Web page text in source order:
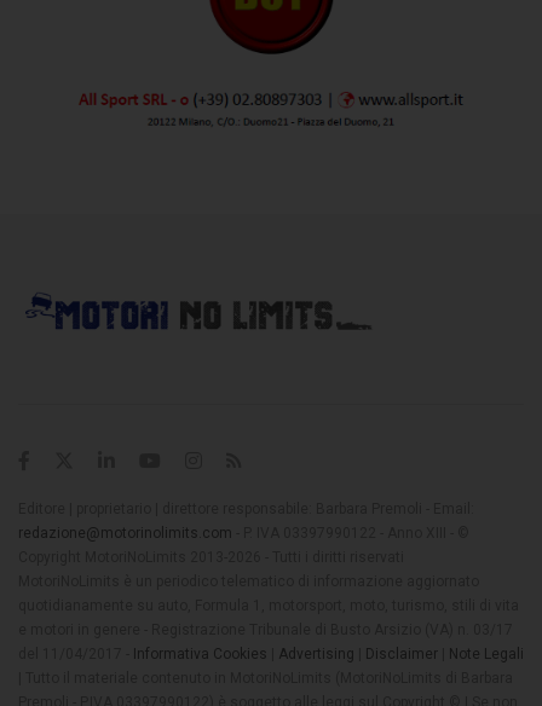
redazione@motorinolimits.com
Informativa Cookies Advertising Disclaimer
Note Legali